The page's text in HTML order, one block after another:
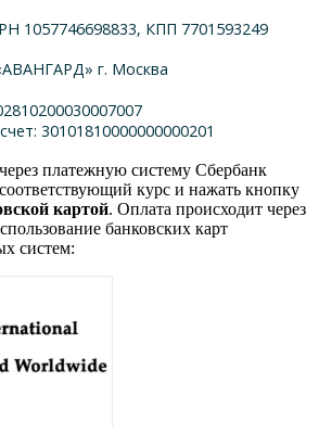
1057746698833, КПП 7701593249
г. Москва
30101810000000000201
через платежную систему Сбербанк
курс и нажать кнопку
картой. Оплата происходит через
банковских карт
систем: